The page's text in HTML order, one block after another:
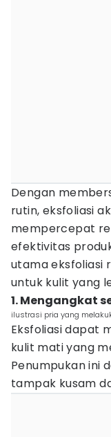
Dengan
rutin, eksfoliasi
mempercepat
efektivitas
utama eksfoliasi
untuk kulit yang
1. Mengangkat
ilustrasi pria yang
Eksfoliasi dapat
kulit mati yang
Penumpukan ini
tampak kusam